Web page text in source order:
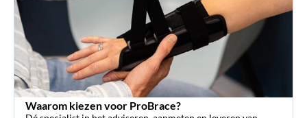
Waarom kiezen voor ProBrace?